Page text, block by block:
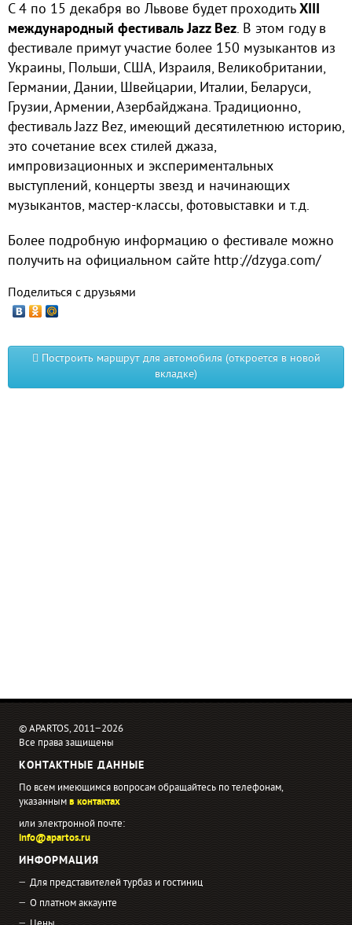
С 4 по 15 декабря во Львове будет проходитьXIII
международный фестиваль Jazz Bez. В этом году в
фестивале примут участие более 150 музыкантов из
Украины, Польши, США, Израиля, Великобритании,
Германии, Дании, Швейцарии, Италии, Беларуси,
Грузии, Армении, Азербайджана. Традиционно,
фестиваль Jazz Bez, имеющий десятилетнюю историю,
это сочетание всех стилей джаза,
импровизационных и экспериментальных
выступлений, концерты звезд и начинающих
музыкантов, мастер-классы, фотовыставки и т.д.
Более подробную информацию о фестивале можно
получить на официальном сайте http://dzyga.com/
Поделиться с друзьями
Построить маршрут для автомобиля (откроется в новой
вкладке)
© APARTOS, 2011−2026
Все права защищены
КОНТАКТНЫЕ ДАННЫЕ
По всем имеющимся вопросам обращайтесь по телефонам,
указаннымв контактах
или электронной почте:
info@apartos.ru
ИНФОРМАЦИЯ
Для представителей турбаз и гостиниц
О платном аккаунте